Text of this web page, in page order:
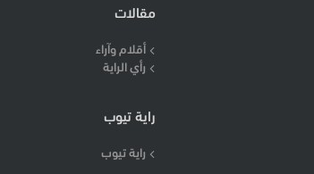
مقالات
أقلام وآراء
رأي الراية
راية تيوب
راية تيوب